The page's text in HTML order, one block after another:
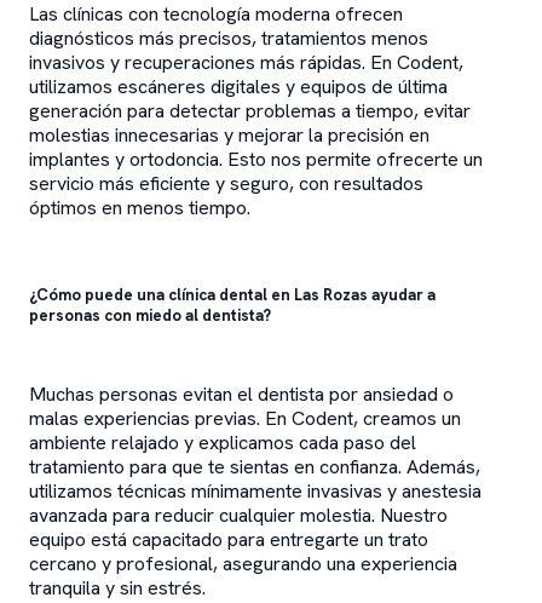
Las clínicas con tecnología moderna ofrecen
diagnósticos más precisos, tratamientos menos
invasivos y recuperaciones más rápidas. En Codent,
utilizamos escáneres digitales y equipos de última
generación para detectar problemas a tiempo, evitar
molestias innecesarias y mejorar la precisión en
implantes y ortodoncia. Esto nos permite ofrecerte un
servicio más eficiente y seguro, con resultados
óptimos en menos tiempo.
¿Cómo puede una clínica dental en Las Rozas ayudar a
personas con miedo al dentista?
Muchas personas evitan el dentista por ansiedad o
malas experiencias previas. En Codent, creamos un
ambiente relajado y explicamos cada paso del
tratamiento para que te sientas en confianza. Además,
utilizamos técnicas mínimamente invasivas y anestesia
avanzada para reducir cualquier molestia. Nuestro
equipo está capacitado para entregarte un trato
cercano y profesional, asegurando una experiencia
tranquila y sin estrés.